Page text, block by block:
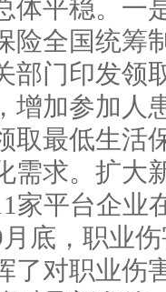
体平稳。一
险全国统筹
部门印发领
增加参加人
取最低生活
需求。扩大
家平台企业
底，职业
了对职业伤